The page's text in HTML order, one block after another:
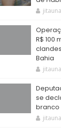
R$ 100
Bahia
se
branco